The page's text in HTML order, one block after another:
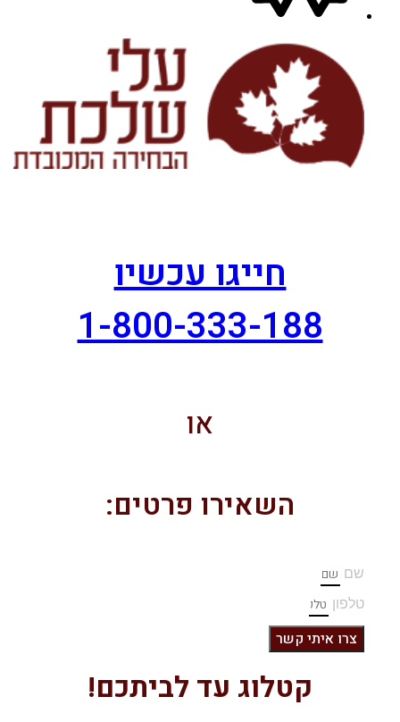
חייגו עכשיו
1-800-333-188
או
השאירו פרטים:
שם
טלפון
צרו איתי קשר
קטלוג עד לביתכם!